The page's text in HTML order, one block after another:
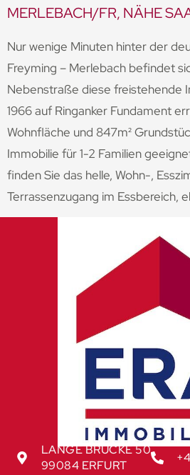
MERLEBACH/FR, NÄHE
Nur wenige Minuten hinter der
Freyming – Merlebach befindet
Nebenstraße diese freistehende
1966 auf Ringanker Fundament
Wohnfläche und 847m²
Immobilie für 1-2 Familien
finden Sie das helle, Wohn-,
Terrassenzugang im Essbereich,
LANGE BRÜCKE 50
99084 ERFURT